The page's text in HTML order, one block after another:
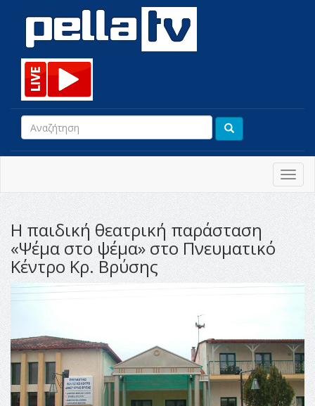
Η παιδική θεατρική παράσταση
«Ψέμα στο ψέμα» στο Πνευματικό
Κέντρο Κρ. Βρύσης